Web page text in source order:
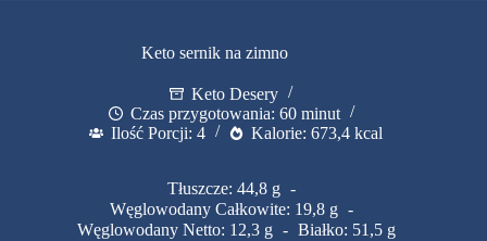
Keto sernik na zimno
Keto Desery
Czas przygotowania: 60 minut
Ilość Porcji: 4
Kalorie: 673,4 kcal
Tłuszcze: 44,8 g
Węglowodany Całkowite: 19,8 g
Węglowodany Netto: 12,3 g
Białko: 51,5 g